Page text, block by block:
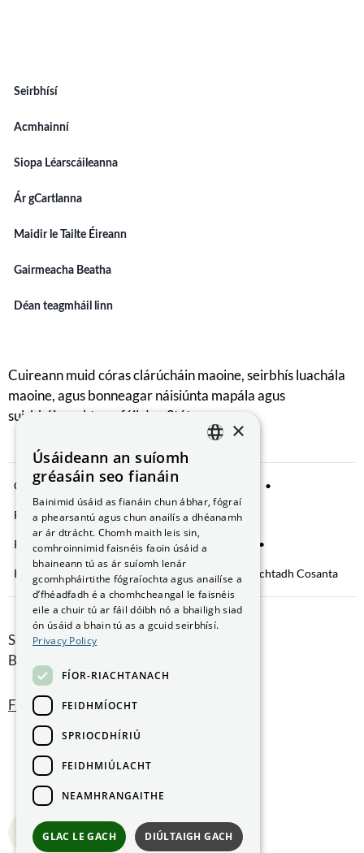
Seirbhísí
Acmhainní
Siopa Léarscáileanna
Ár gCartlanna
Maidir le Tailte Éireann
Gairmeacha Beatha
Déan teagmháil linn
Cuireann muid córas clárúcháin maoine, seirbhís luachála
maoine, agus bonneagar náisiúnta mapála agus
suirbhéireachta ar fáil don Stát.
Comhroinnt Sonraí Fógra Príobháideachta
Fianáin a bhainistiú Saoráil Faisnéise
Ráiteas Inrochtaineachta Brústocaireacht
Rochtain ar Fhaisnéis faoin gComhshaol Nochtadh Cosanta
Smithfield Hall, Margadh na Feirme,
Baile Átha Cliath 7, D07 AEF4
Faigh Treoracha
Back to top
×
Úsáideann an suíomh
gréasáin seo fianáin
Bainimid úsáid as fianáin chun ábhar, fógraí
a phearsantú agus chun anailís a dhéanamh
ar ár dtrácht. Chomh maith leis sin,
comhroinnimid faisnéis faoin úsáid a
bhaineann tú as ár suíomh lenár
gcomhpháirtithe fógraíochta agus anailíse a
d’fhéadfadh é a chomhcheangal le faisnéis
eile a chuir tú ar fáil dóibh nó a bhailigh siad
ón úsáid a bhain tú as a gcuid seirbhísí.
Privacy Policy
FÍOR-RIACHTANACH
FEIDHMÍOCHT
SPRIOCDHÍRIÚ
FEIDHMIÚLACHT
NEAMHRANGAITHE
GLAC LE GACH DIÚLTAIGH GACH